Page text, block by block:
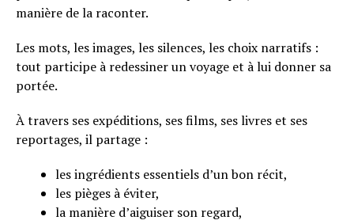
manière de la raconter.
Les mots, les images, les silences, les choix narratifs :
tout participe à redessiner un voyage et à lui donner sa
portée.
À travers ses expéditions, ses films, ses livres et ses
reportages, il partage :
les ingrédients essentiels d’un bon récit,
les pièges à éviter,
la manière d’aiguiser son regard,